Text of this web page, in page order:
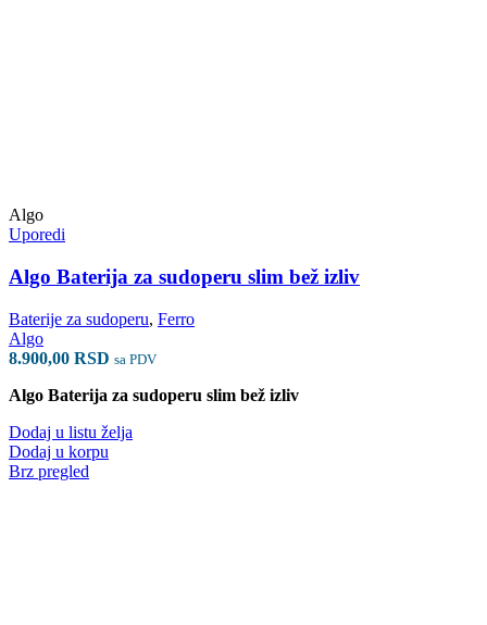
Algo
Uporedi
Algo Baterija za sudoperu slim bež izliv
Baterije za sudoperu, Ferro
Algo
8.900,00 RSD sa PDV
Algo Baterija za sudoperu slim bež izliv
Dodaj u listu želja
Dodaj u korpu
Brz pregled